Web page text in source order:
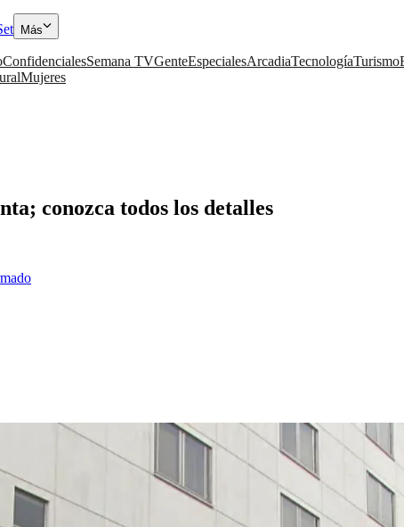
Más
ConfidencialesSemana TVGenteEspecialesArcadiaTecnologíaTurismo
Mujeres
conozca todos los detalles